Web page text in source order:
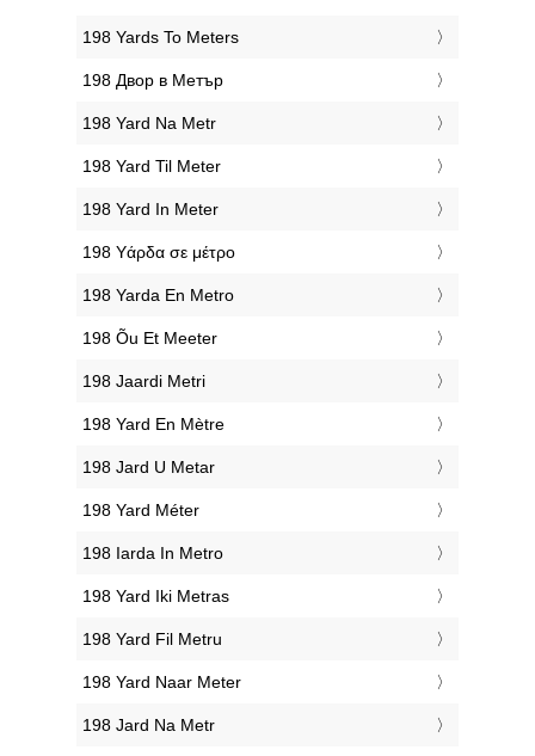
‎198 Yards To Meters
‎198 Двор в Метър
‎198 Yard Na Metr
‎198 Yard Til Meter
‎198 Yard In Meter
‎198 Υάρδα σε μέτρο
‎198 Yarda En Metro
‎198 Õu Et Meeter
‎198 Jaardi Metri
‎198 Yard En Mètre
‎198 Jard U Metar
‎198 Yard Méter
‎198 Iarda In Metro
‎198 Yard Iki Metras
‎198 Yard Fil Metru
‎198 Yard Naar Meter
‎198 Jard Na Metr